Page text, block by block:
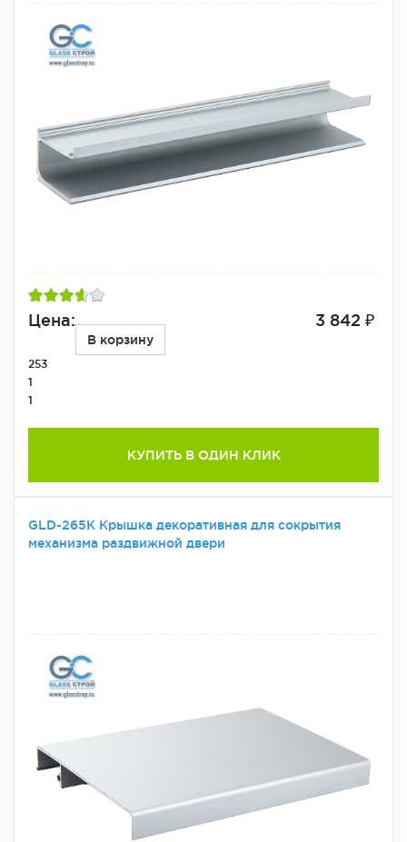
Цена: 3 842 ₽
В корзину
253
1
1
КУПИТЬ В ОДИН КЛИК
GLD-265K Крышка декоративная для сокрытия
механизма раздвижной двери